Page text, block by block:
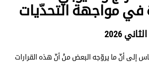
في مواجهة التحدّيات
إلى أنّ ما يروّجه البعض منْ أنّ هذه القرارات